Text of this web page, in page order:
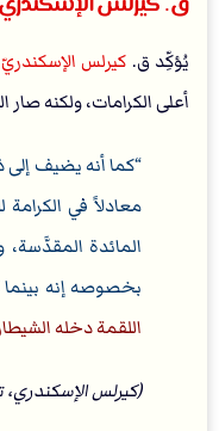
يُؤكِّد ق. كيرلس الإسكندري
أعلى الكرامات، ولكنه صار
كما أنه يضيف إلى
معادلاً في الكرامة
المائدة
بخصوصه إنه بينما
اللقمة دخله
(كيرلس الإسكندري،